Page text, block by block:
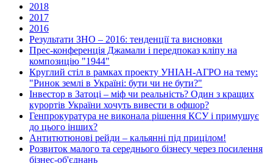
2018
2017
2016
Результати ЗНО – 2016: тенденції та висновки
Прес-конференція Джамали і передпоказ кліпу на
композицію "1944"
Круглий стіл в рамках проекту УНІАН-АГРО на тему:
"Ринок землі в Україні: бути чи не бути?"
Інвестор в Затоці – міф чи реальність? Один з кращих
курортів України хочуть вивести в офшор?
Генпрокуратура не виконала рішення КСУ і примушує
до цього інших?
Антитютюнові рейди – кальянні під прицілом!
Розвиток малого та середнього бізнесу через посилення
бізнес-об'єднань